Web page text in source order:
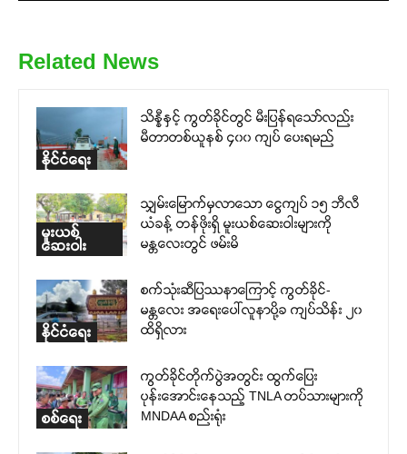
Related News
နိုင်ငံရေး
သိန္နီနှင့် ကွတ်ခိုင်တွင် မီးပြန်ရသော်လည်း
မီတာတစ်ယူနစ် ၄၀၀ ကျပ် ပေးရမည်
မူးယစ်
ဆေးဝါး
သျှမ်းမြောက်မှလာသော ငွေကျပ် ၁၅ ဘီလီ
ယံခန့် တန်ဖိုးရှိ မူးယစ်ဆေးဝါးများကို
မန္တလေးတွင် ဖမ်းမိ
နိုင်ငံရေး
စက်သုံးဆီပြဿနာကြောင့် ကွတ်ခိုင်-
မန္တလေး အရေးပေါ်လူနာပို့ခ ကျပ်သိန်း ၂၀
ထိရှိလား
စစ်ရေး
ကွတ်ခိုင်တိုက်ပွဲအတွင်း ထွက်ပြေး
ပုန်းအောင်းနေသည့် TNLA တပ်သားများကို
MNDAA စည်းရုံး